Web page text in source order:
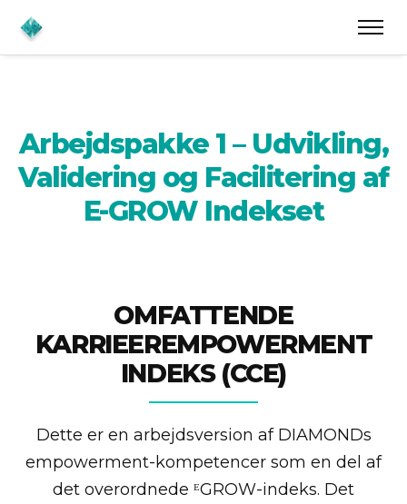
Arbejdspakke 1 – Udvikling,
Validering og Facilitering af
E-GROW Indekset
OMFATTENDE
KARRIEEREMPOWERMENT
INDEKS (CCE)
Dette er en arbejdsversion af DIAMONDs
empowerment-kompetencer som en del af
det overordnede ᴱGROW-indeks. Det